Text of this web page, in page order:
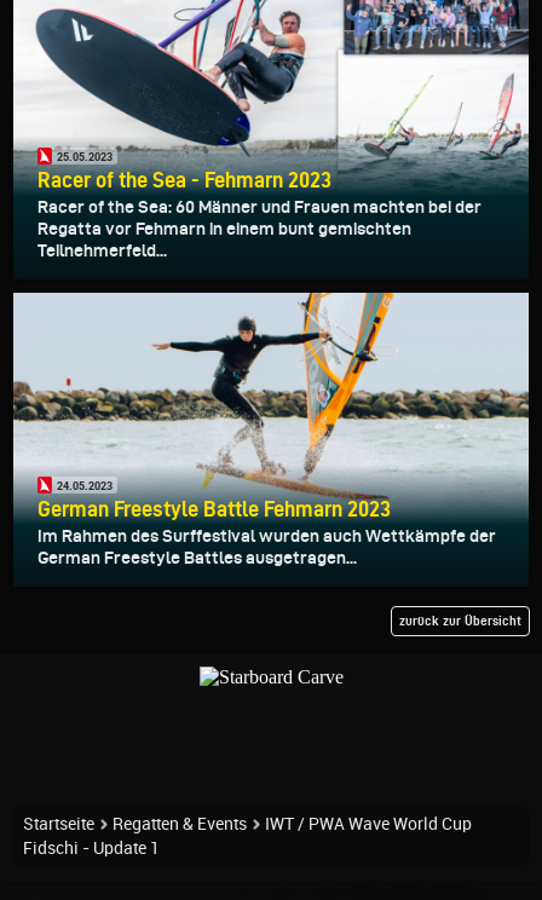
25.05.2023
Racer of the Sea - Fehmarn 2023
Racer of the Sea: 60 Männer und Frauen machten bei der
Regatta vor Fehmarn in einem bunt gemischten
Teilnehmerfeld...
24.05.2023
German Freestyle Battle Fehmarn 2023
Im Rahmen des Surffestival wurden auch Wettkämpfe der
German Freestyle Battles ausgetragen...
zurück zur Übersicht
Startseite Regatten & Events
IWT / PWA Wave World Cup
Fidschi - Update 1